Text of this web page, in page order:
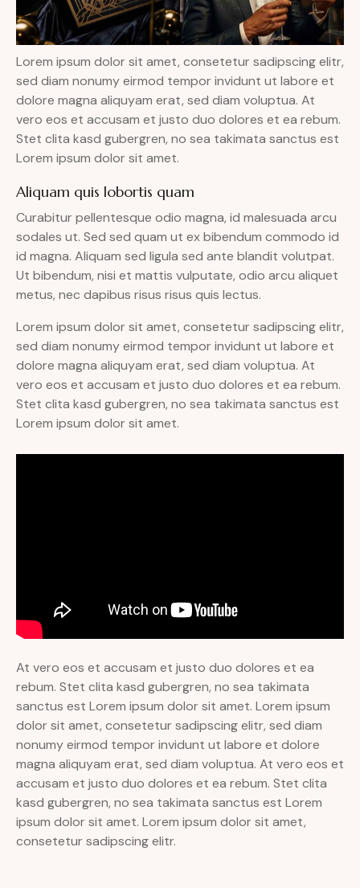
Lorem ipsum dolor sit amet, consetetur sadipscing elitr,
sed diam nonumy eirmod tempor invidunt ut labore et
dolore magna aliquyam erat, sed diam voluptua. At
vero eos et accusam et justo duo dolores et ea rebum.
Stet clita kasd gubergren, no sea takimata sanctus est
Lorem ipsum dolor sit amet.
Aliquam quis lobortis quam
Curabitur pellentesque odio magna, id malesuada arcu
sodales ut. Sed sed quam ut ex bibendum commodo id
id magna. Aliquam sed ligula sed ante blandit volutpat.
Ut bibendum, nisi et mattis vulputate, odio arcu aliquet
metus, nec dapibus risus risus quis lectus.
Lorem ipsum dolor sit amet, consetetur sadipscing elitr,
sed diam nonumy eirmod tempor invidunt ut labore et
dolore magna aliquyam erat, sed diam voluptua. At
vero eos et accusam et justo duo dolores et ea rebum.
Stet clita kasd gubergren, no sea takimata sanctus est
Lorem ipsum dolor sit amet.
At vero eos et accusam et justo duo dolores et ea
rebum. Stet clita kasd gubergren, no sea takimata
sanctus est Lorem ipsum dolor sit amet. Lorem ipsum
dolor sit amet, consetetur sadipscing elitr, sed diam
nonumy eirmod tempor invidunt ut labore et dolore
magna aliquyam erat, sed diam voluptua. At vero eos et
accusam et justo duo dolores et ea rebum. Stet clita
kasd gubergren, no sea takimata sanctus est Lorem
ipsum dolor sit amet. Lorem ipsum dolor sit amet,
consetetur sadipscing elitr.